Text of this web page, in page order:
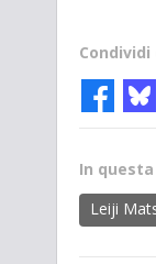
In
Leiji